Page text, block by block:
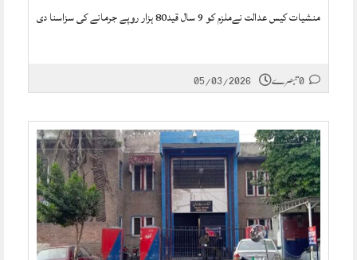
منشیات کیس عدالت نےملزم کو 9 سال قید80 ہزار روپے جرمانے کی سزاسنا دی
05/03/2026